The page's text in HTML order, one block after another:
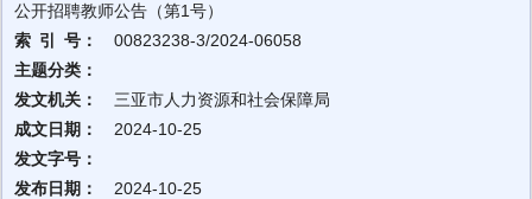
公开招聘教师公告（第1号）
索 引 号：
00823238-3/2024-06058
主题分类：
发文机关：
三亚市人力资源和社会保障局
成文日期：
2024-10-25
发文字号：
发布日期：
2024-10-25